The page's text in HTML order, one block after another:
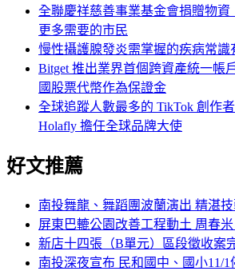
全聯慶祥慈善事業基金會捐贈物
更多需要的市民
慢性攝護腺發炎需掌握的疾病常識
Bitget 推出業界首個跨資產統一帳
國股票代幣作為保證金
全球追蹤人數最多的 TikTok 創作
Holafly 擔任全球品牌大使
好文推薦
南投舞龍、舞蹈團波蘭演出 精湛
屏東巴轆公園改善工程動土 周春
新店十四張（B單元）區段徵收案
南投深夜宣布 民和國中、國小11/1